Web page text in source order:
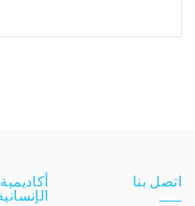
اتصل بنا